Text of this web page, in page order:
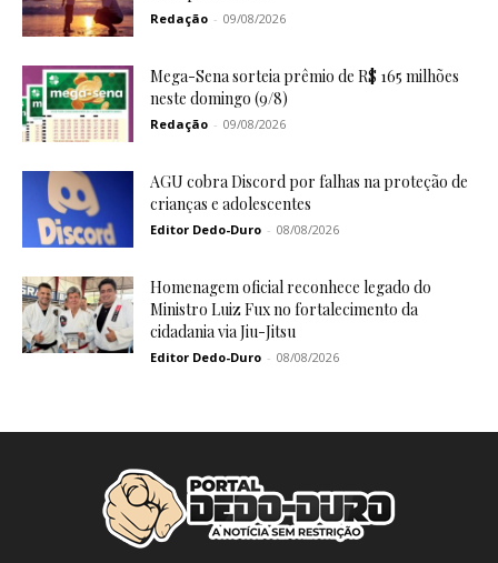
Redação - 09/08/2026
Mega-Sena sorteia prêmio de R$ 165 milhões
neste domingo (9/8)
Redação - 09/08/2026
AGU cobra Discord por falhas na proteção de
crianças e adolescentes
Editor Dedo-Duro - 08/08/2026
Homenagem oficial reconhece legado do
Ministro Luiz Fux no fortalecimento da
cidadania via Jiu-Jitsu
Editor Dedo-Duro - 08/08/2026